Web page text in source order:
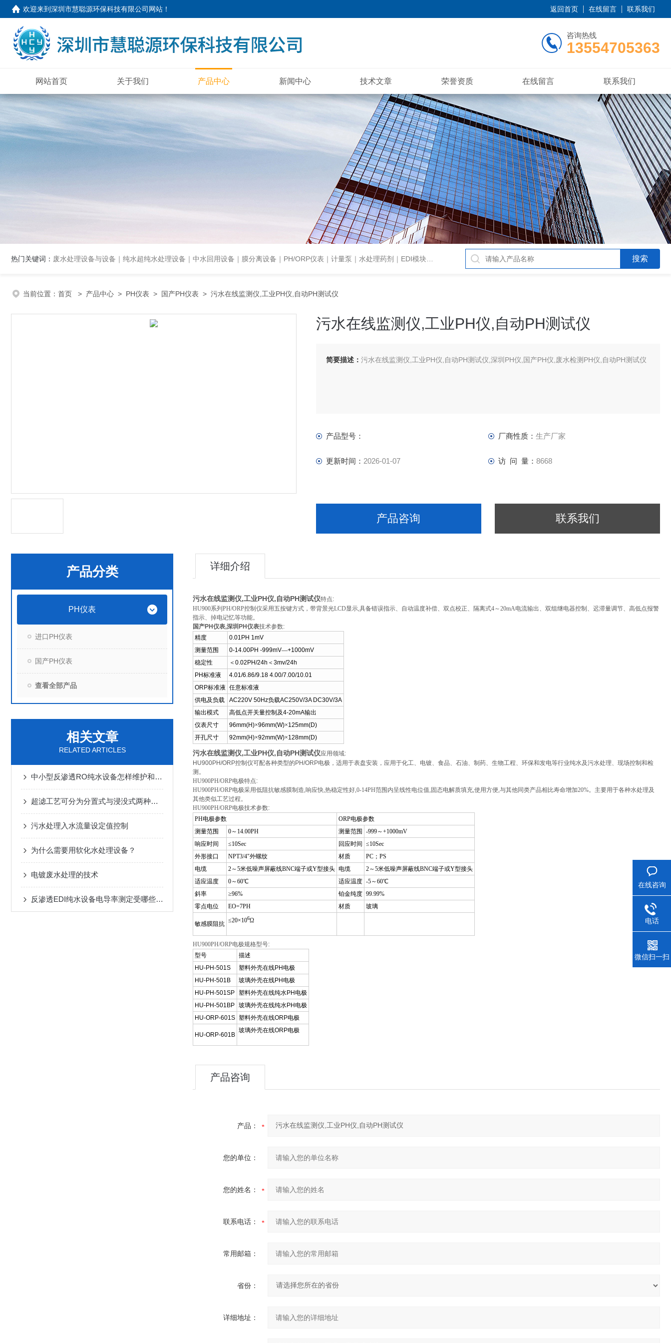
欢迎来到深圳市慧聪源环保科技有限公司网站 ！ 返回首页 在线留言 联系我们
咨询热线
13554705363
网站首页 关于我们 产品中心 新闻中心 技术文章 荣誉资质 在线留言 联系我们
热门关键词： 废水处理设备与设备｜纯水超纯水处理设备｜中水回用设备｜膜分离设备｜PH/ORP仪表｜计量泵｜水处理药剂｜EDI模块代理｜EDI模块维修
当前位置： 首页 > 产品中心 > PH仪表 > 国产PH仪表 > 污水在线监测仪,工业PH仪,自动PH测试仪
污水在线监测仪,工业PH仪,自动PH测试仪
简要描述： 污水在线监测仪,工业PH仪,自动PH测试仪,深圳PH仪,国产PH仪,废水检测PH仪,自动PH测试仪
产品型号： 厂商性质： 生产厂家
更新时间： 2026-01-07 访 问 量： 8668
产品咨询 联系我们
产品分类
PH仪表
进口PH仪表
国产PH仪表
查看全部产品
相关文章
RELATED ARTICLES
中小型反渗透RO纯水设备怎样维护和保养？
超滤工艺可分为分置式与浸没式两种结构
污水处理入水流量设定值控制
为什么需要用软化水处理设备？
电镀废水处理的技术
反渗透EDI纯水设备电导率测定受哪些因素影响
详细介绍
污水在线监测仪,工业PH仪,自动PH测试仪特点:
HU900系列PH/ORP控制仪采用五按键方式，带背景光LCD显示,具备错误指示、自动温度补偿、双点校正、隔离式4～20mA电流输出、双组继电器控制、迟滞量调节、高低点报警
指示、掉电记忆等功能。
国产PH仪表,深圳PH仪表技术参数:
精度
0.01PH 1mV
测量范围
0-14.00PH -999mV—+1000mV
稳定性
＜ 0.02PH/24h ＜ 3mv/24h
PH标准液
4.01/6.86/9.18 4.00/7.00/10.01
ORP标准液 任意标准液
供电及负载
AC220V 50Hz负载AC250V/3A DC30V/3A
输出模式
高低点开关量控制及4-20mA输出
仪表尺寸
96mm(H)×96mm(W)×125mm(D)
开孔尺寸
92mm(H)×92mm(W)×128mm(D)
污水在线监测仪,工业PH仪,自动PH测试仪应用领域:
HU900PH/ORP控制仪可配各种类型的PH/ORP电极，适用于表盘安装，应用于化工、电镀、食品、石油、制药、生物工程、环保和发电等行业纯水及污水处理、现场控制和检
测。
HU900PH/ORP电极特点:
HU900PH/ORP电极采用低阻抗敏感膜制造,响应快,热稳定性好,0-14PH范围内呈线性电位值,固态电解质填充,使用方便,与其他同类产品相比寿命增加20%。主要用于各种水处理及
其他类似工艺过程。
HU900PH/ORP电极技术参数:
PH电极参数
ORP电极参数
测量范围
0～14.00PH 测量范围
-999～+1000mV
响应时间
≤10Sec 回应时间 ≤10Sec
外形接口
NPT3/4"外螺纹 材质
PC；PS
电缆
2～5米低噪声屏蔽线BNC端子或Y型接头 电缆
2～5米低噪声屏蔽线BNC端子或Y型接头
适应温度
0～60℃ 适应温度 -5～60℃
斜率
≥96% 铂金纯度 99.99%
零点电位
EO=7PH 材质 玻璃
敏感膜阻抗 ≤20×106Ω
HU900PH/ORP电极规格型号:
型号
描述
HU-PH-501S
塑料外壳在线PH电极
HU-PH-501B
玻璃外壳在线PH电极
HU-PH-501SP 塑料外壳在线纯水PH电极
HU-PH-501BP 玻璃外壳在线纯水PH电极
HU-ORP-601S 塑料外壳在线ORP电极
HU-ORP-601B
玻璃外壳在线ORP电极
产品咨询
产品：
您的单位：
您的姓名：
联系电话：
常用邮箱：
省份：
详细地址：
在线咨询
电话
微信扫一扫